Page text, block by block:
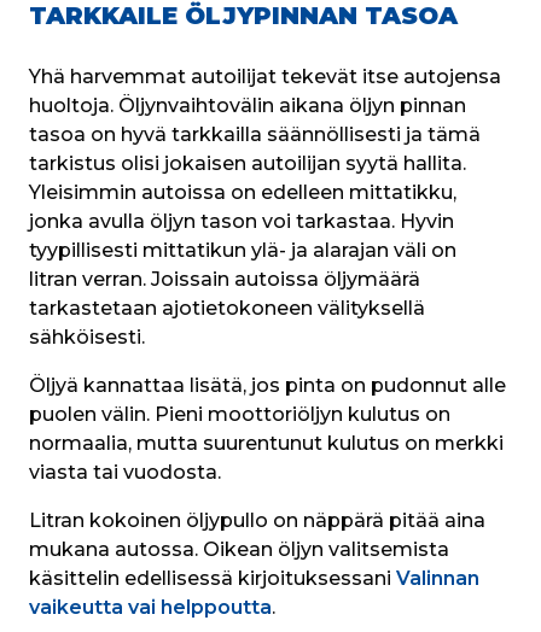
TARKKAILE ÖLJYPINNAN TASOA
Yhä harvemmat autoilijat tekevät itse autojensa
huoltoja. Öljynvaihtovälin aikana öljyn pinnan
tasoa on hyvä tarkkailla säännöllisesti ja tämä
tarkistus olisi jokaisen autoilijan syytä hallita.
Yleisimmin autoissa on edelleen mittatikku,
jonka avulla öljyn tason voi tarkastaa. Hyvin
tyypillisesti mittatikun ylä- ja alarajan väli on
litran verran. Joissain autoissa öljymäärä
tarkastetaan ajotietokoneen välityksellä
sähköisesti.
Öljyä kannattaa lisätä, jos pinta on pudonnut alle
puolen välin. Pieni moottoriöljyn kulutus on
normaalia, mutta suurentunut kulutus on merkki
viasta tai vuodosta.
Litran kokoinen öljypullo on näppärä pitää aina
mukana autossa. Oikean öljyn valitsemista
käsittelin edellisessä kirjoituksessani Valinnan
vaikeutta vai helppoutta.